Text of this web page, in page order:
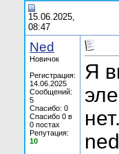
15.06.2025,
08:47
Ned
Новичок
Регистрация:
14.06.2025
Сообщений:
5
Спасибо: 0
Спасибо 0 в
0 постах
Репутация:
10
Я